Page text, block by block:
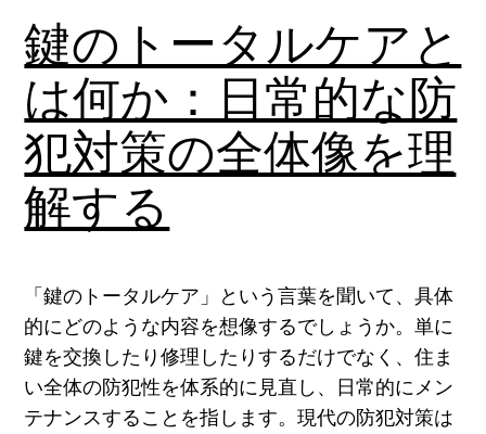
鍵のトータルケアと
は何か：日常的な防
犯対策の全体像を理
解する
「鍵のトータルケア」という言葉を聞いて、具体
的にどのような内容を想像するでしょうか。単に
鍵を交換したり修理したりするだけでなく、住ま
い全体の防犯性を体系的に見直し、日常的にメン
テナンスすることを指します。現代の防犯対策は